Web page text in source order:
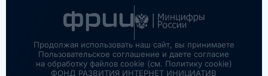
Продолжая использовать наш сайт, вы принимаете
Пользовательское соглашение и даете согласие
на обработку файлов cookie (см. Политику cookie)
ФОНД РАЗВИТИЯ ИНТЕРНЕТ ИНИЦИАТИВ